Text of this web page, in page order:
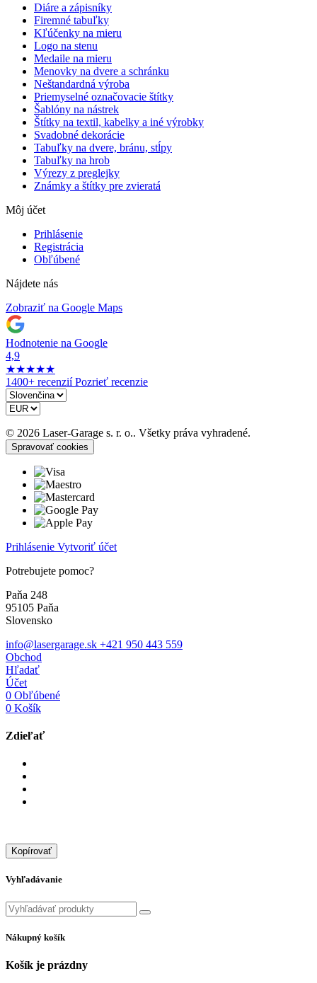
Diáre a zápisníky
Firemné tabuľky
Kľúčenky na mieru
Logo na stenu
Medaile na mieru
Menovky na dvere a schránku
Neštandardná výroba
Priemyselné označovacie štítky
Šablóny na nástrek
Štítky na textil, kabelky a iné výrobky
Svadobné dekorácie
Tabuľky na dvere, bránu, stĺpy
Tabuľky na hrob
Výrezy z preglejky
Známky a štítky pre zvieratá
Môj účet
Prihlásenie
Registrácia
Obľúbené
Nájdete nás
Zobraziť na Google Maps
Hodnotenie na Google
4,9
★★★★★
1400+ recenzií Pozrieť recenzie
© 2026 Laser-Garage s. r. o.. Všetky práva vyhradené.
Spravovať cookies
Prihlásenie Vytvoriť účet
Potrebujete pomoc?
Paňa 248
95105 Paňa
Slovensko
info@lasergarage.sk +421 950 443 559
Obchod
Hľadať
Účet
0 Obľúbené
0 Košík
Zdieľať
Kopírovať
Vyhľadávanie
Nákupný košík
Košík je prázdny